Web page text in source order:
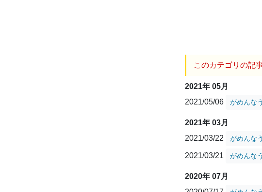
このカテゴリの記
2021年 05月
2021/05/06
がめんなう
2021年 03月
2021/03/22
がめんなう
2021/03/21 がめんなう
2020年 07月